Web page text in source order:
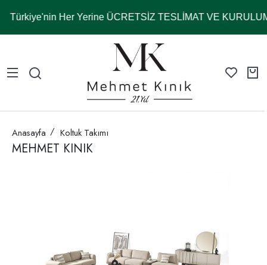
Türkiye'nin Her Yerine ÜCRETSİZ TESLİMAT VE KURULUM
Anasayfa Koltuk Takımı
MEHMET KINIK